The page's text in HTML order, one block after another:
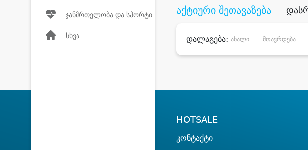
ჯანმრთელობა და სპორტი
სხვა
აქტიური შეთავაზება
დალაგება: ახალი მთავრდება
HOTSALE
კონტაქტი